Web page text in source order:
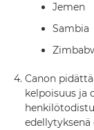
Jemen
Sambia
4. Canon
kelpoisuus ja